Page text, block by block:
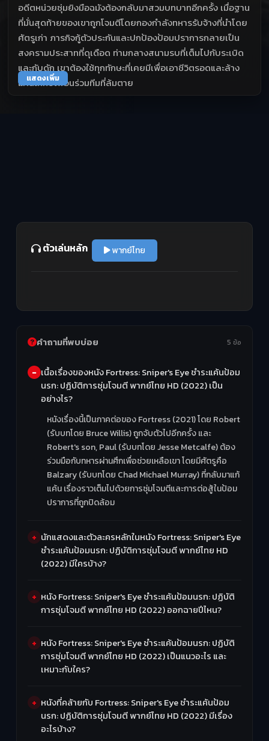
อดีตหน่วยซุ่มยิงมือฉมังต้องกลับมาสวมบทบาทอีกครั้ง เมื่อฐาน
ที่มั่นสุดท้ายของเขาถูกโจมตีโดยกองกำลังทหารรับจ้างที่นำโดย
ศัตรูเก่า ภารกิจกู้ตัวประกันและปกป้องป้อมปราการกลายเป็น
สงครามประสาทที่ดุเดือด ท่ามกลางสนามรบที่เต็มไปกับระเบิด
และกับดัก เขาต้องใช้ทุกทักษะที่เคยมีเพื่อเอาชีวิตรอดและล้าง
แค้นให้กับเพื่อนร่วมทีมที่ล้มตาย
แสดงเพิ่ม
ตัวเล่นหลัก พากย์ไทย
คำถามที่พบบ่อย 5 ข้อ
เนื้อเรื่องของหนัง Fortress: Sniper's Eye ชำระแค้นป้อม
นรก: ปฏิบัติการซุ่มโจมตี พากย์ไทย HD (2022) เป็น
อย่างไร?
หนังเรื่องนี้เป็นภาคต่อของ Fortress (2021) โดย Robert
(รับบทโดย Bruce Willis) ถูกจับตัวไปอีกครั้ง และ
Robert's son, Paul (รับบทโดย Jesse Metcalfe) ต้อง
ร่วมมือกับทหารผ่านศึกเพื่อช่วยเหลือเขา โดยมีศัตรูคือ
Balzary (รับบทโดย Chad Michael Murray) ที่กลับมาแก้
แค้น เรื่องราวเต็มไปด้วยการซุ่มโจมตีและการต่อสู้ในป้อม
ปราการที่ถูกปิดล้อม
นักแสดงและตัวละครหลักในหนัง Fortress: Sniper's Eye
ชำระแค้นป้อมนรก: ปฏิบัติการซุ่มโจมตี พากย์ไทย HD
(2022) มีใครบ้าง?
หนัง Fortress: Sniper's Eye ชำระแค้นป้อมนรก: ปฏิบัติ
การซุ่มโจมตี พากย์ไทย HD (2022) ออกฉายปีไหน?
หนัง Fortress: Sniper's Eye ชำระแค้นป้อมนรก: ปฏิบัติ
การซุ่มโจมตี พากย์ไทย HD (2022) เป็นแนวอะไร และ
เหมาะกับใคร?
หนังที่คล้ายกับ Fortress: Sniper's Eye ชำระแค้นป้อม
นรก: ปฏิบัติการซุ่มโจมตี พากย์ไทย HD (2022) มีเรื่อง
อะไรบ้าง?